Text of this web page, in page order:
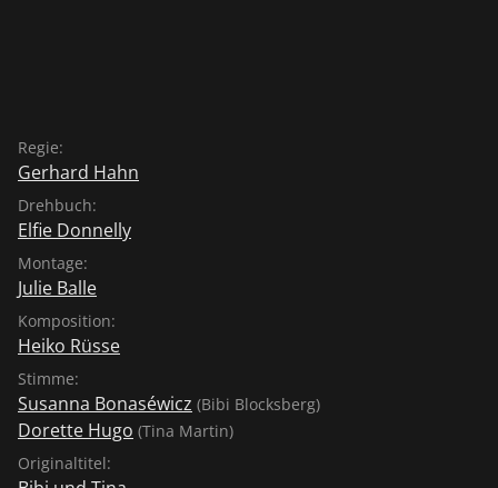
Regie:
Gerhard Hahn
Drehbuch:
Elfie Donnelly
Montage:
Julie Balle
Komposition:
Heiko Rüsse
Stimme:
Susanna Bonaséwicz (Bibi Blocksberg)
Dorette Hugo (Tina Martin)
Originaltitel: